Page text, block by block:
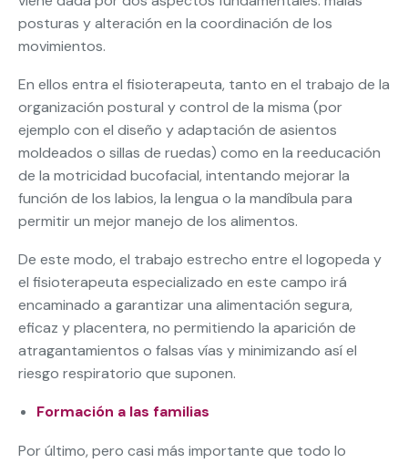
posturas y alteración en la coordinación de los
movimientos.
En ellos entra el fisioterapeuta, tanto en el trabajo de la
organización postural y control de la misma (por
ejemplo con el diseño y adaptación de asientos
moldeados o sillas de ruedas) como en la reeducación
de la motricidad bucofacial, intentando mejorar la
función de los labios, la lengua o la mandíbula para
permitir un mejor manejo de los alimentos.
De este modo, el trabajo estrecho entre el logopeda y
el fisioterapeuta especializado en este campo irá
encaminado a garantizar una alimentación segura,
eficaz y placentera, no permitiendo la aparición de
atragantamientos o falsas vías y minimizando así el
riesgo respiratorio que suponen.
Formación a las familias
Por último, pero casi más importante que todo lo